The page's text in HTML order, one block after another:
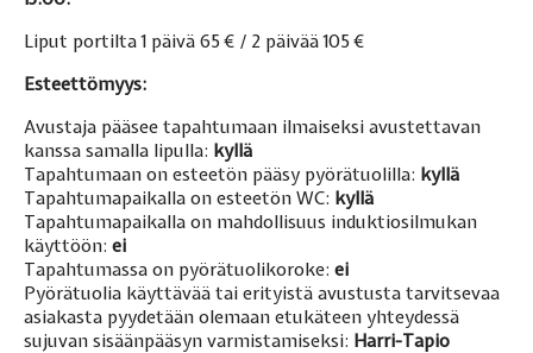
Liput portilta 1 päivä 65 € / 2 päivää 105 €
Esteettömyys:
Avustaja pääsee tapahtumaan ilmaiseksi avustettavan
kanssa samalla lipulla: kyllä
Tapahtumaan on esteetön pääsy pyörätuolilla: kyllä
Tapahtumapaikalla on esteetön WC: kyllä
Tapahtumapaikalla on mahdollisuus induktiosilmukan
käyttöön: ei
Tapahtumassa on pyörätuolikoroke: ei
Pyörätuolia käyttävää tai erityistä avustusta tarvitsevaa
asiakasta pyydetään olemaan etukäteen yhteydessä
sujuvan sisäänpääsyn varmistamiseksi: Harri-Tapio